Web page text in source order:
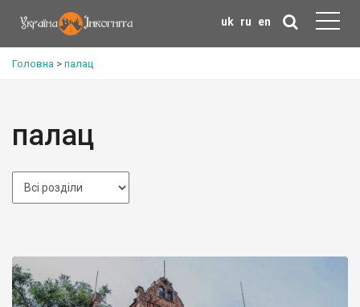
uk ru en
Головна > палац
палац